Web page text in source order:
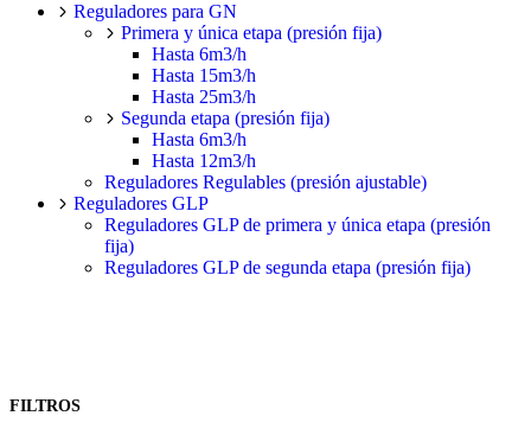
Reguladores para GN
Primera y única etapa (presión fija)
Hasta 6m3/h
Hasta 15m3/h
Hasta 25m3/h
Segunda etapa (presión fija)
Hasta 6m3/h
Hasta 12m3/h
Reguladores Regulables (presión ajustable)
Reguladores GLP
Reguladores GLP de primera y única etapa (presión
fija)
Reguladores GLP de segunda etapa (presión fija)
FILTROS